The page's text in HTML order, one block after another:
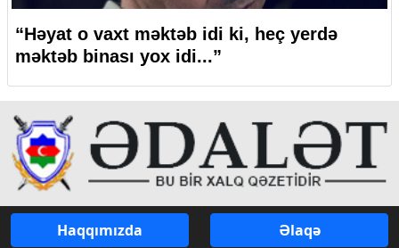
“Həyat o vaxt məktəb idi ki, heç yerdə
məktəb binası yox idi...”
Haqqımızda
Əlaqə